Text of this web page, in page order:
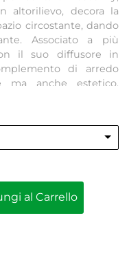
altorilievo, decora la
circostante, dando
Associato a più
il suo diffusore in
di arredo
ma anche estetico.
sospensione, è un
che si adatta agli
al Carrello